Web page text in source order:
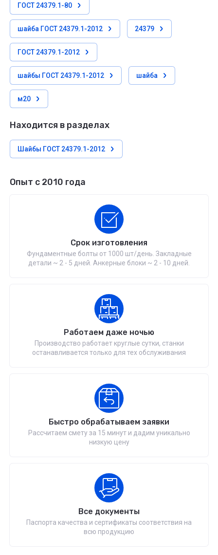
ГОСТ 24379.1-80
шайба ГОСТ 24379.1-2012 24379
ГОСТ 24379.1-2012
шайбы ГОСТ 24379.1-2012 шайба
м20
Находится в разделах
Шайбы ГОСТ 24379.1-2012
Опыт с 2010 года
Срок изготовления
Фундаментные болты от 1000 шт/день. Закладные
детали ~ 2 - 5 дней. Анкерные блоки ~ 2 - 10 дней.
Работаем даже ночью
Производство работает круглые сутки, станки
останавливается только для тех обслуживания
Быстро обрабатываем заявки
Рассчитаем смету за 15 минут и дадим уникально
низкую цену
Все документы
Паспорта качества и сертификаты соответствия на
всю продукцию